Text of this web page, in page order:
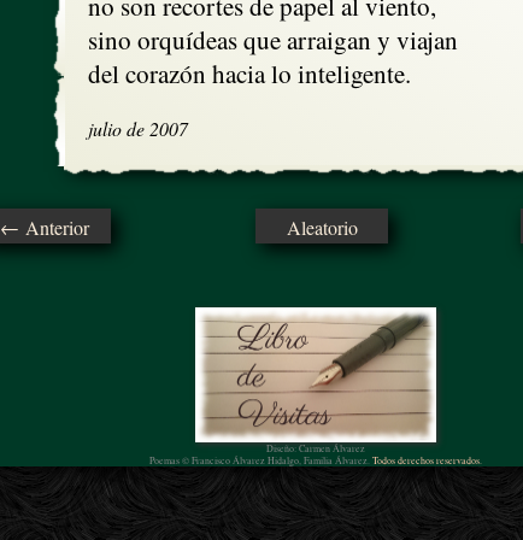
sino orquídeas que arraigan y viajan
del corazón hacia lo inteligente.
julio de 2007
← Anterior Aleatorio
Diseño: Carmen Álvarez
Poemas © Francisco Álvarez Hidalgo, Familia Álvarez. Todos derechos reservados.